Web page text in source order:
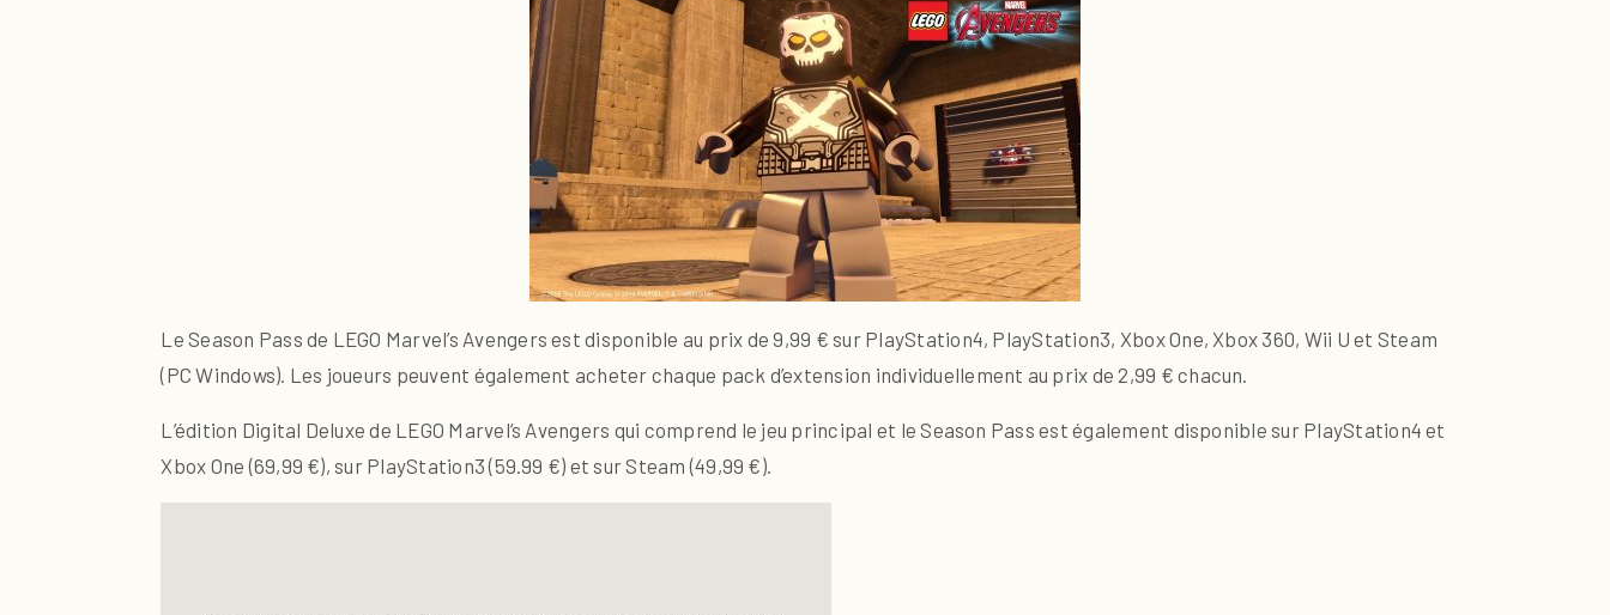
Le Season Pass de LEGO Marvel’s Avengers est disponible au prix de 9,99 € sur PlayStation4, PlayStation3, Xbox One, Xbox 360, Wii U et Steam
(PC Windows). Les joueurs peuvent également acheter chaque pack d’extension individuellement au prix de 2,99 € chacun.
L’édition Digital Deluxe de LEGO Marvel’s Avengers qui comprend le jeu principal et le Season Pass est également disponible sur PlayStation4 et
Xbox One (69,99 €), sur PlayStation3 (59.99 €) et sur Steam (49,99 €).